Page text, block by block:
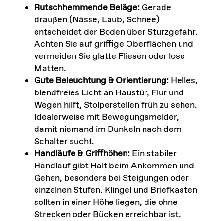
Rutschhemmende Beläge:Gerade
draußen (Nässe, Laub, Schnee)
entscheidet der Boden über Sturzgefahr.
Achten Sie auf griffige Oberflächen und
vermeiden Sie glatte Fliesen oder lose
Matten.
Gute Beleuchtung & Orientierung:Helles,
blendfreies Licht an Haustür, Flur und
Wegen hilft, Stolperstellen früh zu sehen.
Idealerweise mit Bewegungsmelder,
damit niemand im Dunkeln nach dem
Schalter sucht.
Handläufe & Griffhöhen:Ein stabiler
Handlauf gibt Halt beim Ankommen und
Gehen, besonders bei Steigungen oder
einzelnen Stufen. Klingel und Briefkasten
sollten in einer Höhe liegen, die ohne
Strecken oder Bücken erreichbar ist.